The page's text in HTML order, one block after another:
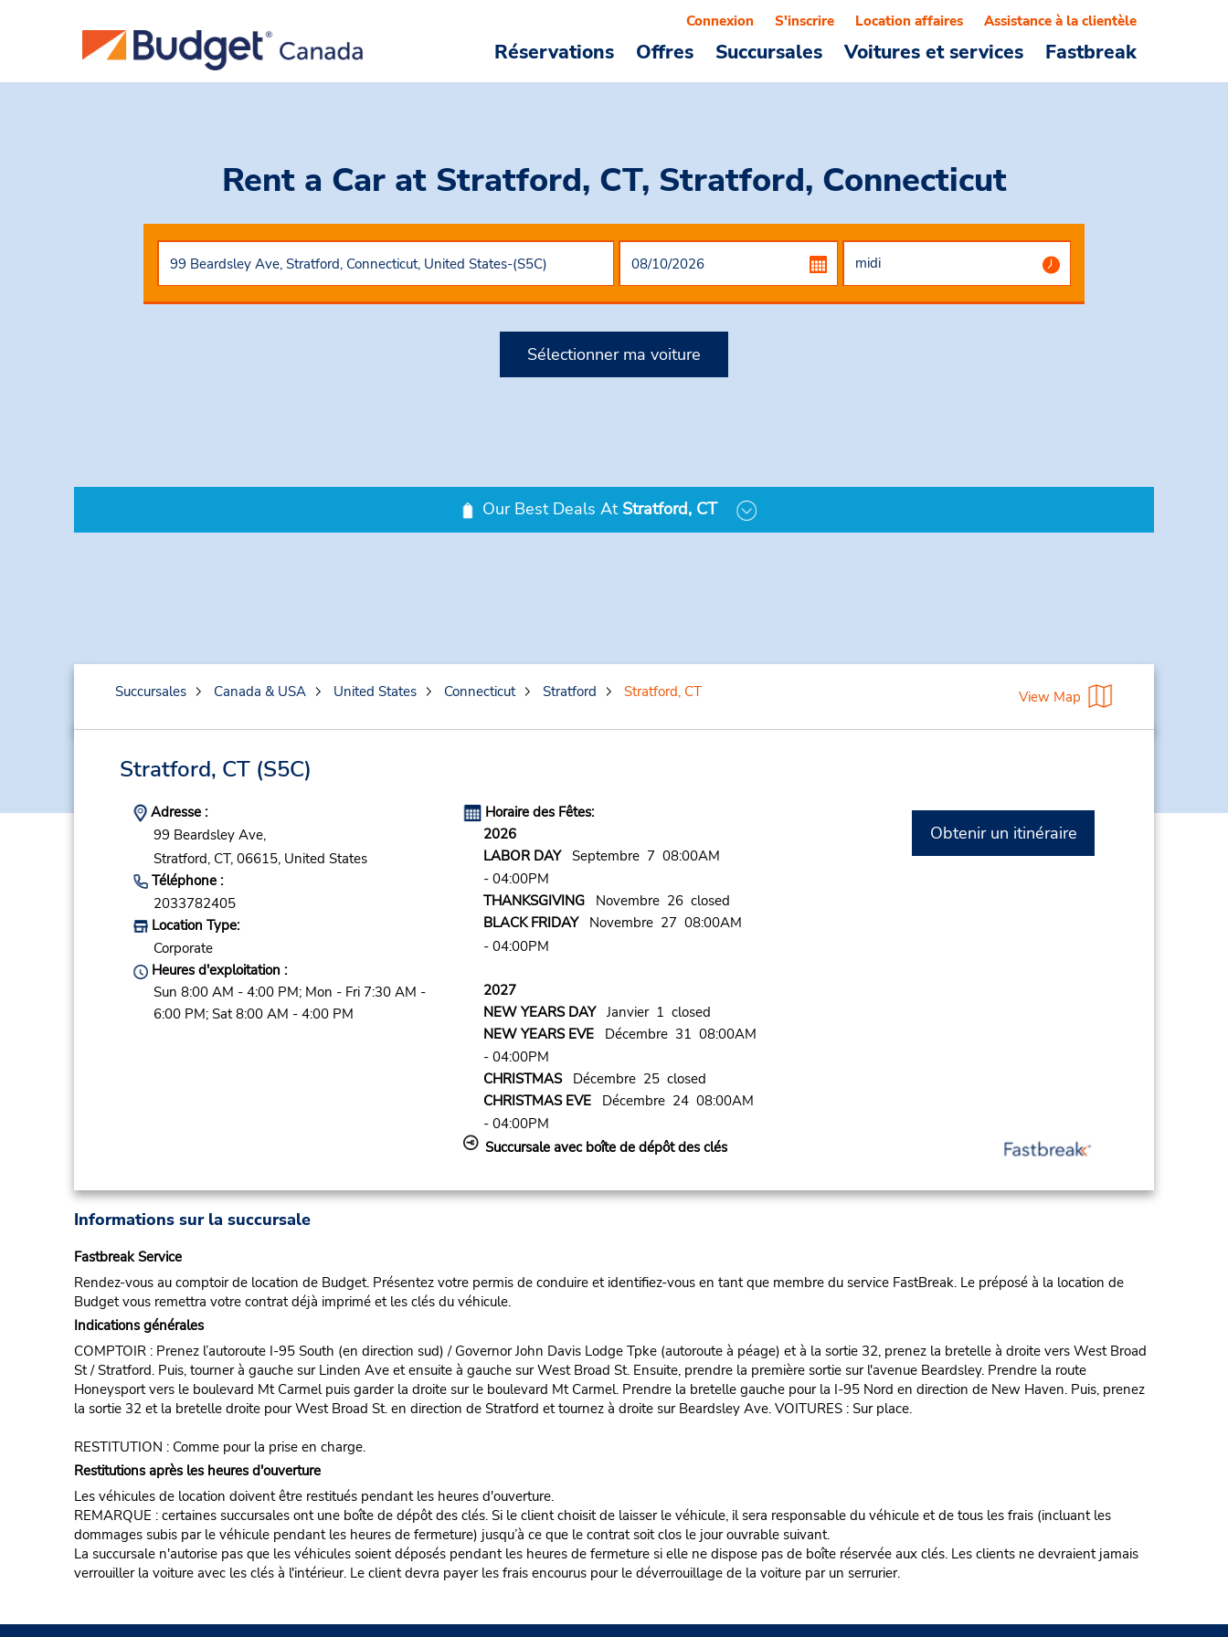
Réservations Offres Succursales Voitures et services Fastbreak
Connexion S'inscrire Location affaires Assistance à la clientèle
Rent a Car at Stratford, CT, Stratford, Connecticut
Sélectionner ma voiture
Our Best Deals At Stratford, CT
Succursales Canada & USA United States Connecticut Stratford Stratford, CT View Map
Stratford, CT(S5C)
Adresse :
99 Beardsley Ave,
Stratford, CT, 06615, United States
Téléphone :
2033782405
Location Type:
Corporate
Heures d'exploitation :
Sun 8:00 AM - 4:00 PM; Mon - Fri 7:30 AM -
6:00 PM; Sat 8:00 AM - 4:00 PM
Horaire des Fêtes:
2026
LABOR DAYSeptembre 7 08:00AM
- 04:00PM
THANKSGIVINGNovembre 26 closed
BLACK FRIDAYNovembre 27 08:00AM
- 04:00PM
2027
NEW YEARS DAYJanvier 1 closed
NEW YEARS EVEDécembre 31 08:00AM
- 04:00PM
CHRISTMASDécembre 25 closed
CHRISTMAS EVEDécembre 24 08:00AM
- 04:00PM
Succursale avec boîte de dépôt des clés
Obtenir un itinéraire
Informations sur la succursale
Fastbreak Service
Rendez-vous au comptoir de location de Budget. Présentez votre permis de conduire et identifiez-vous en tant que membre du service FastBreak. Le préposé à la location de
Budget vous remettra votre contrat déjà imprimé et les clés du véhicule.
Indications générales
COMPTOIR : Prenez l’autoroute I-95 South (en direction sud) / Governor John Davis Lodge Tpke (autoroute à péage) et à la sortie 32, prenez la bretelle à droite vers West Broad
St / Stratford. Puis, tourner à gauche sur Linden Ave et ensuite à gauche sur West Broad St. Ensuite, prendre la première sortie sur l'avenue Beardsley. Prendre la route
Honeysport vers le boulevard Mt Carmel puis garder la droite sur le boulevard Mt Carmel. Prendre la bretelle gauche pour la I-95 Nord en direction de New Haven. Puis, prenez
la sortie 32 et la bretelle droite pour West Broad St. en direction de Stratford et tournez à droite sur Beardsley Ave. VOITURES : Sur place.
RESTITUTION : Comme pour la prise en charge.
Restitutions après les heures d'ouverture
Les véhicules de location doivent être restitués pendant les heures d'ouverture.
REMARQUE : certaines succursales ont une boîte de dépôt des clés. Si le client choisit de laisser le véhicule, il sera responsable du véhicule et de tous les frais (incluant les
dommages subis par le véhicule pendant les heures de fermeture) jusqu’à ce que le contrat soit clos le jour ouvrable suivant.
La succursale n'autorise pas que les véhicules soient déposés pendant les heures de fermeture si elle ne dispose pas de boîte réservée aux clés. Les clients ne devraient jamais
verrouiller la voiture avec les clés à l'intérieur. Le client devra payer les frais encourus pour le déverrouillage de la voiture par un serrurier.